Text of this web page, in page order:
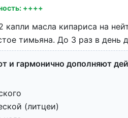
++++
капли масла кипариса на
тимьяна. До 3 раз в день
гармонично дополняют
(литцеи)